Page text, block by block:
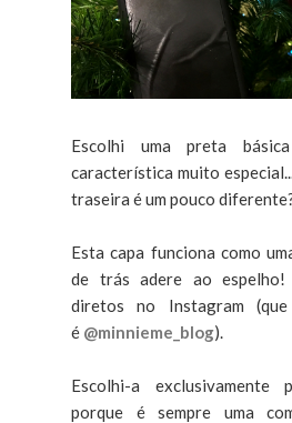
Escolhi uma preta
característica muito
traseira é um pouco
Esta capa funciona como
de trás adere ao
diretos no Instagram
é @minnieme_blog).
Escolhi-a exclusivamente
porque é sempre uma